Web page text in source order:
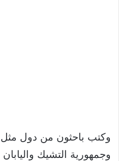
وكتب باحثون من دول مثل